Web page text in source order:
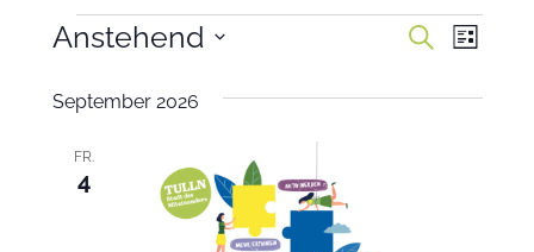
Veranstaltungen
Such-
SucheListe
Anstehend
wählen.
September 2026
FR.
4